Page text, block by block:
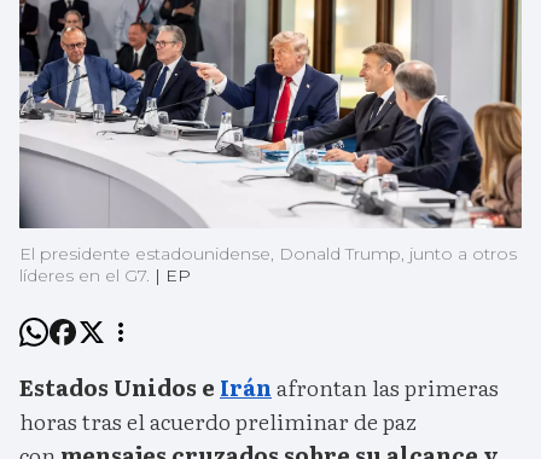
El presidente estadounidense, Donald Trump, junto a otros
líderes en el G7. | EP
Estados Unidos e Iránafrontan las primeras
horas tras el acuerdo preliminar de paz